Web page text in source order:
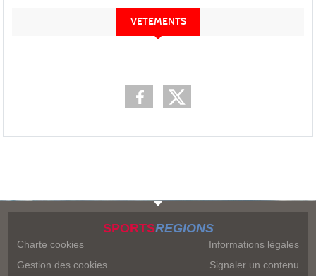
VETEMENTS
SPORTSREGIONS
Charte cookies
Gestion des cookies
Informations légales
Signaler un contenu